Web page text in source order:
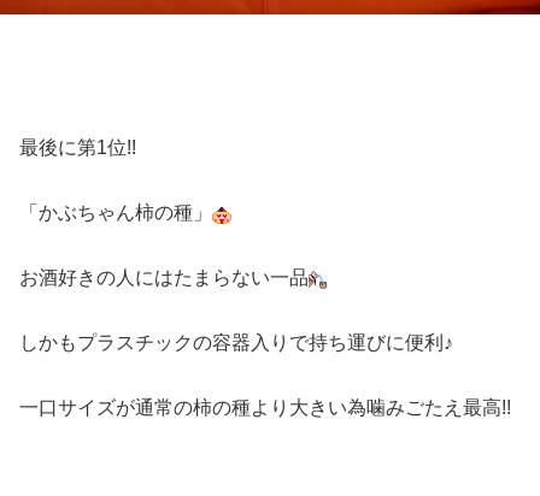
最後に第1位!!
「かぶちゃん柿の種」
お酒好きの人にはたまらない一品
しかもプラスチックの容器入りで持ち運びに便利♪
一口サイズが通常の柿の種より大きい為噛みごたえ最高!!